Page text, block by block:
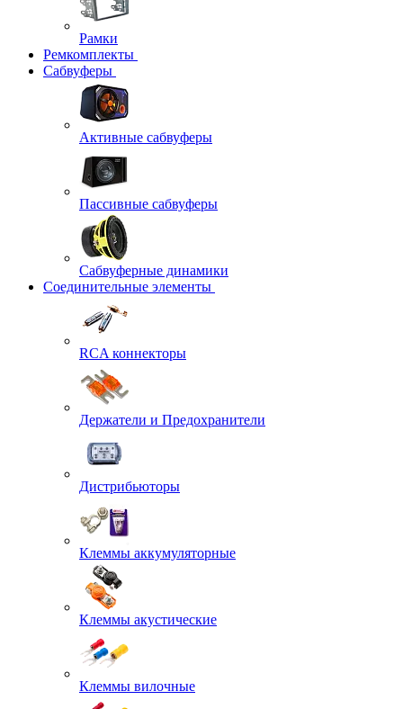
Рамки
Ремкомплекты
Сабвуферы
Активные сабвуферы
Пассивные сабвуферы
Сабвуферные динамики
Соединительные элементы
RCA коннекторы
Держатели и Предохранители
Дистрибьюторы
Клеммы аккумуляторные
Клеммы акустические
Клеммы вилочные